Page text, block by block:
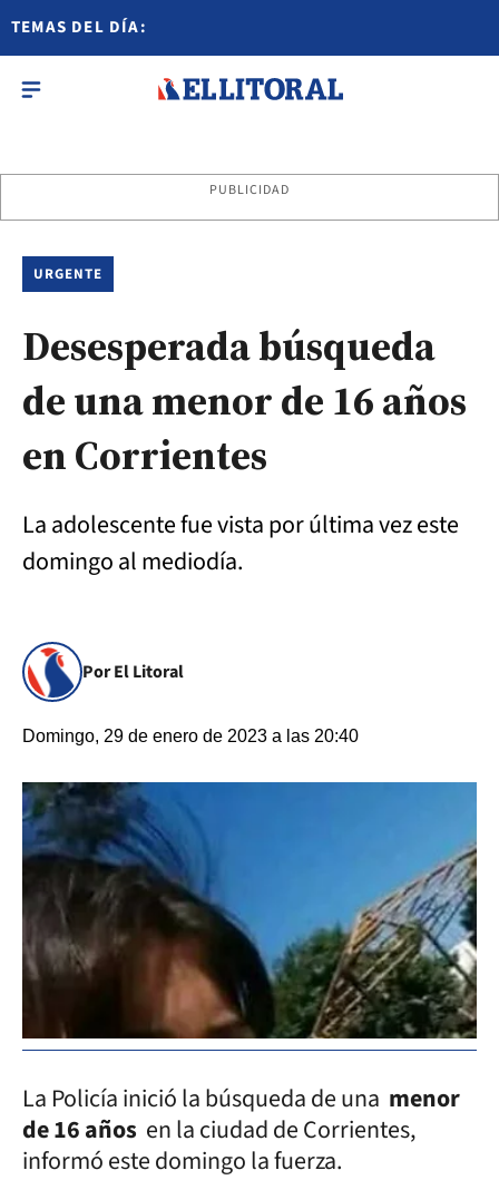
TEMAS DEL DÍA:
PUBLICIDAD
URGENTE
Desesperada búsqueda
de una menor de 16 años
en Corrientes
La adolescente fue vista por última vez este
domingo al mediodía.
Por El Litoral
Domingo, 29 de enero de 2023 a las 20:40
La Policía inició la búsqueda de una menor
de 16 años en la ciudad de Corrientes,
informó este domingo la fuerza.